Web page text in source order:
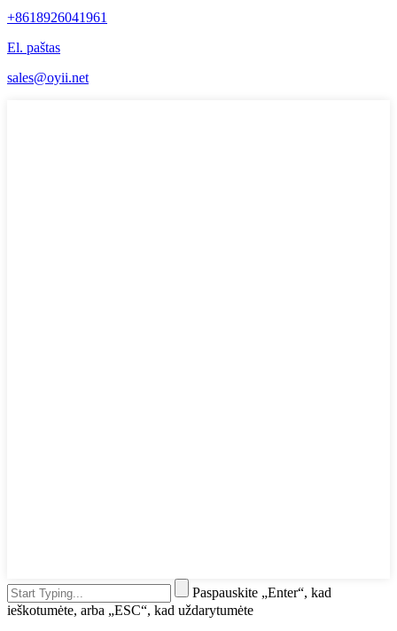
+8618926041961
El. paštas
sales@oyii.net
Paspauskite „Enter“, kad
ieškotumėte, arba „ESC“, kad uždarytumėte